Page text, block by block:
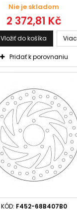
Nie je skladom
2 372,81 Kč
Vložiť do košíka Viac
Pridať k porovnaniu
KÓD: F452-68B407B0